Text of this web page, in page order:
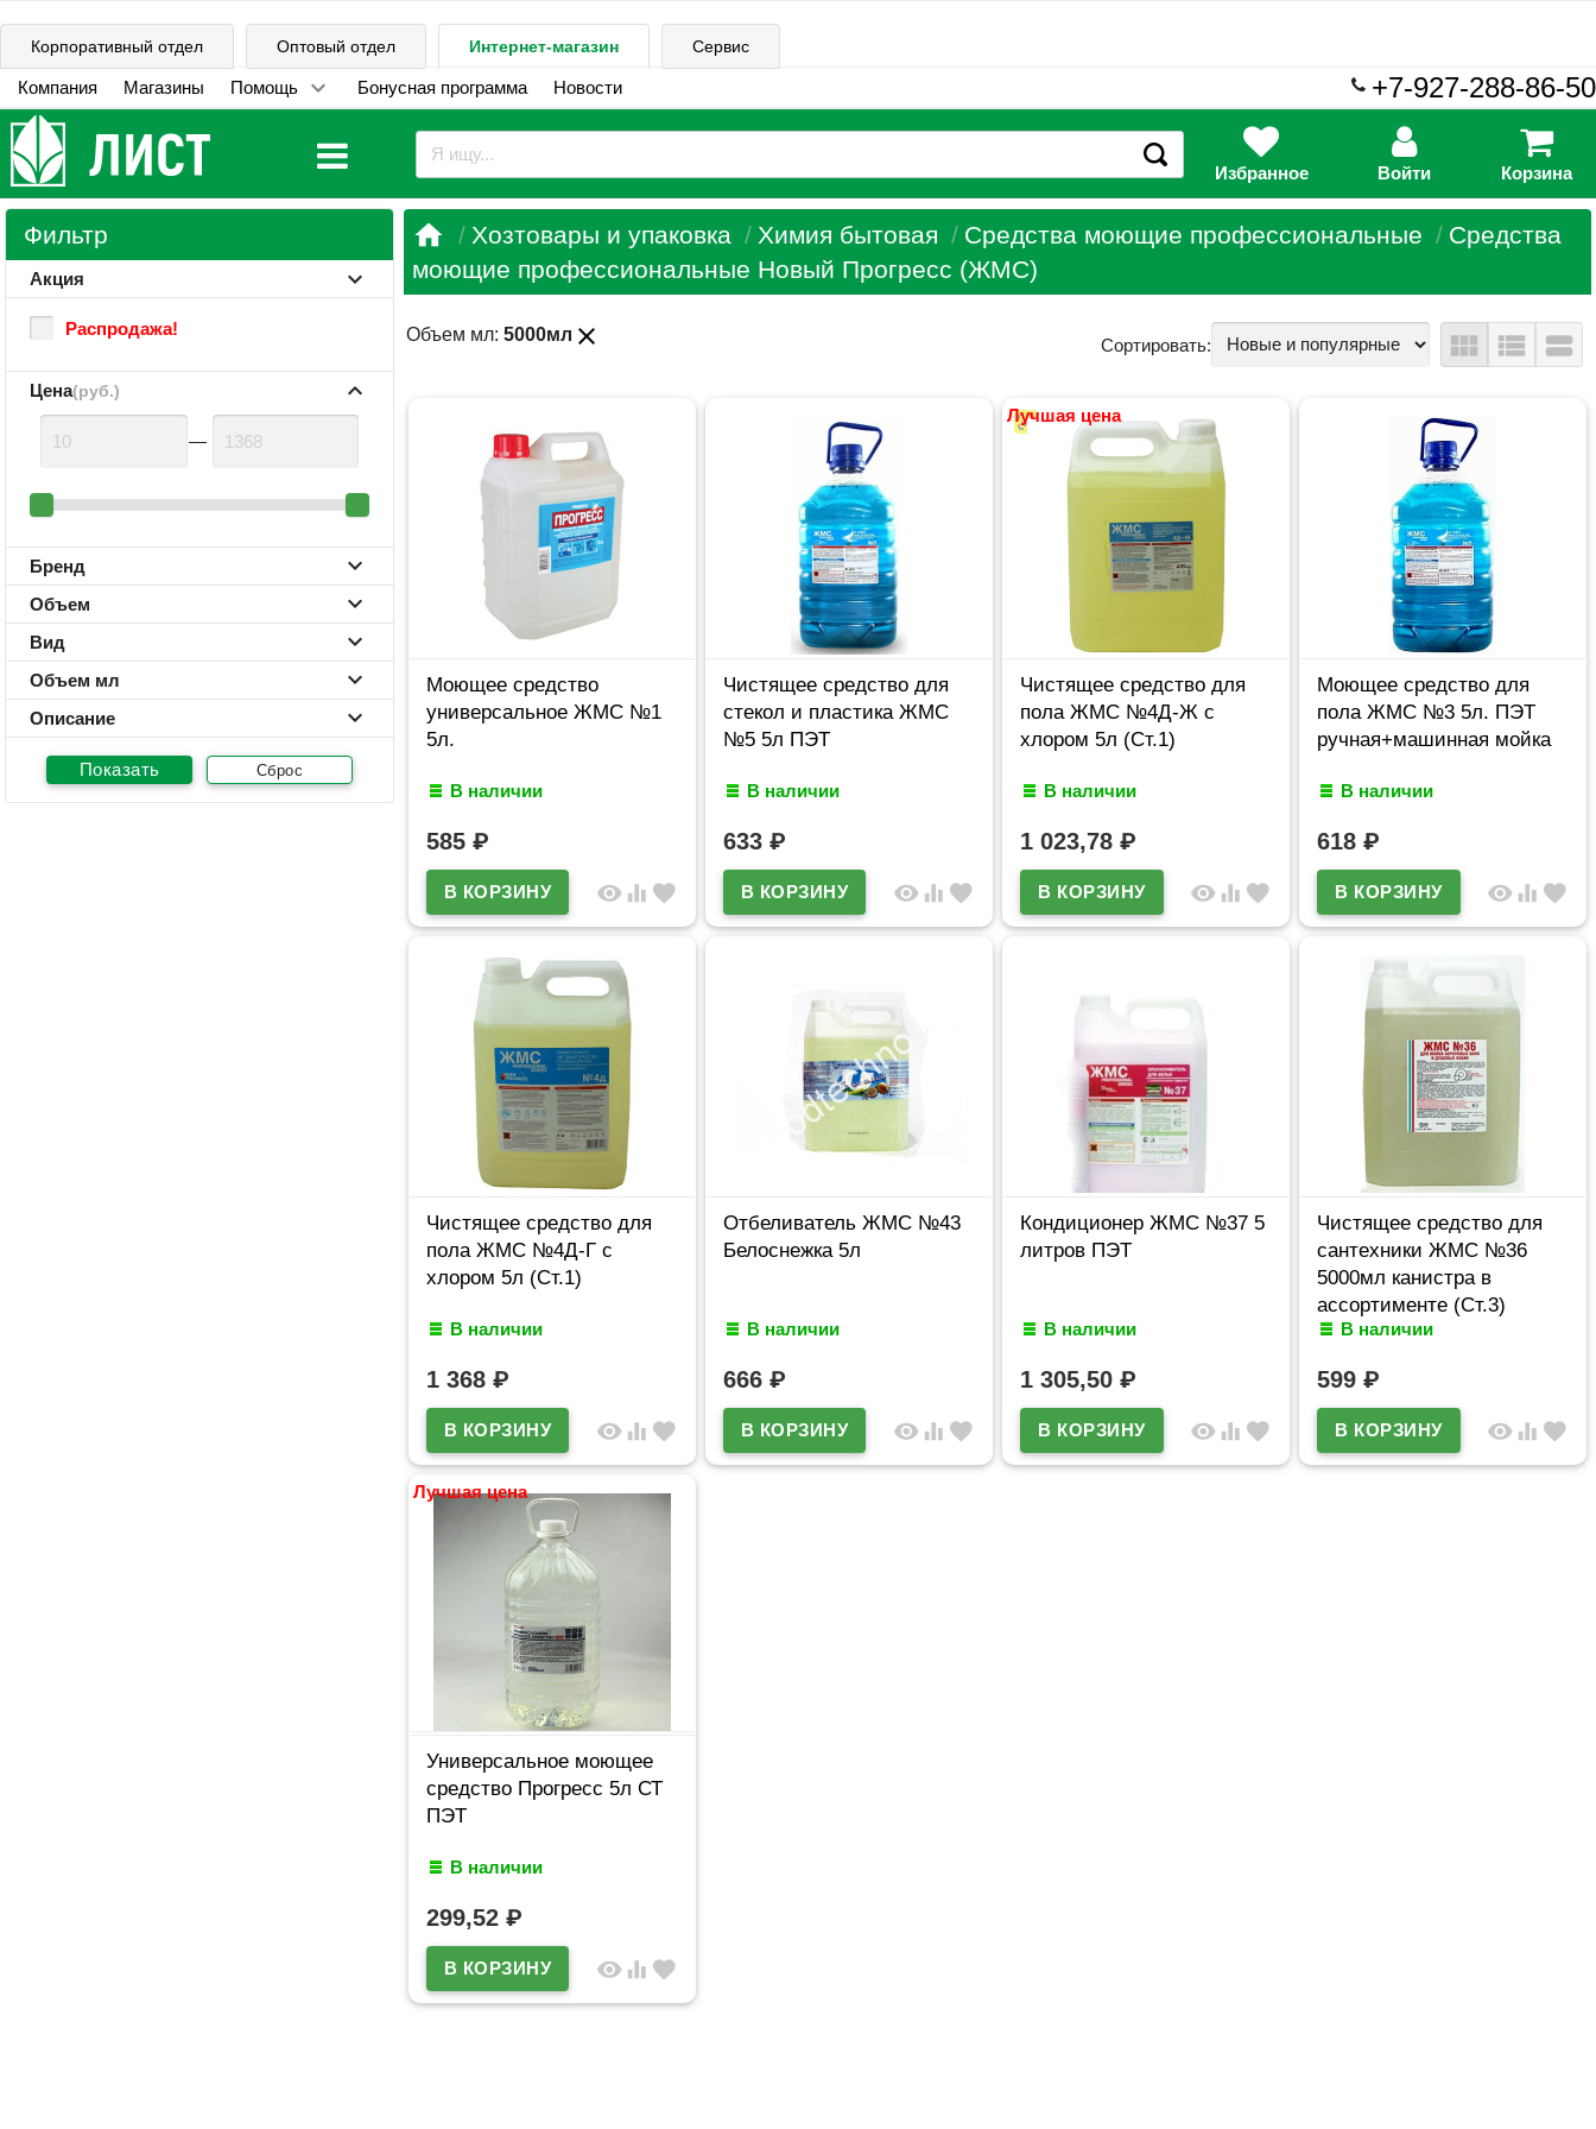
Корпоративный отдел Оптовый отдел Интернет-магазин Сервис
Компания Магазины Помощь Бонусная программа Новости +7-927-288-86-50
Избранное Войти Корзина
Фильтр
Акция
Распродажа!
Цена(руб.)
—
Бренд
Объем
Вид
Объем мл
Описание
Сброс
 Хозтовары и упаковка Химия бытовая Средства моющие профессиональные
Средства
моющие профессиональные Новый Прогресс (ЖМС)
Объем мл:5000мл close Сортировать: view_module view_list view_stream
Моющее средство
универсальное ЖМС №1
5л.
В наличии
585 ₽
visibility equalizer favorite
Чистящее средство для
стекол и пластика ЖМС
№5 5л ПЭТ
В наличии
633 ₽
visibility equalizer favorite
Лучшая цена
Чистящее средство для
пола ЖМС №4Д-Ж с
хлором 5л (Ст.1)
В наличии
1 023,78 ₽
visibility equalizer favorite
Моющее средство для
пола ЖМС №3 5л. ПЭТ
ручная+машинная мойка
В наличии
618₽
visibility equalizer favorite
Чистящее средство для
пола ЖМС №4Д-Г с
хлором 5л (Ст.1)
В наличии
1 368 ₽
visibility equalizer favorite
Отбеливатель ЖМС №43
Белоснежка 5л
В наличии
666 ₽
visibility equalizer favorite
Кондиционер ЖМС №37 5
литров ПЭТ
В наличии
1 305,50 ₽
visibility equalizer favorite
Чистящее средство для
сантехники ЖМС №36
5000мл канистра в
ассортименте (Ст.3)
В наличии
599₽
visibility equalizer favorite
Лучшая цена
Универсальное моющее
средство Прогресс 5л СТ
ПЭТ
В наличии
299,52 ₽
visibility equalizer favorite